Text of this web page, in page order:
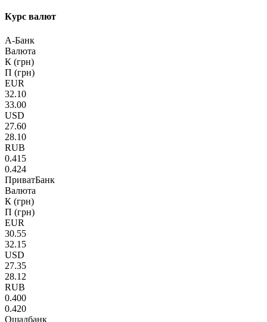
Курс валют
А-Банк
Валюта
К (грн)
П (грн)
EUR
32.10
33.00
USD
27.60
28.10
RUB
0.415
0.424
ПриватБанк
Валюта
К (грн)
П (грн)
EUR
30.55
32.15
USD
27.35
28.12
RUB
0.400
0.420
Ощадбанк